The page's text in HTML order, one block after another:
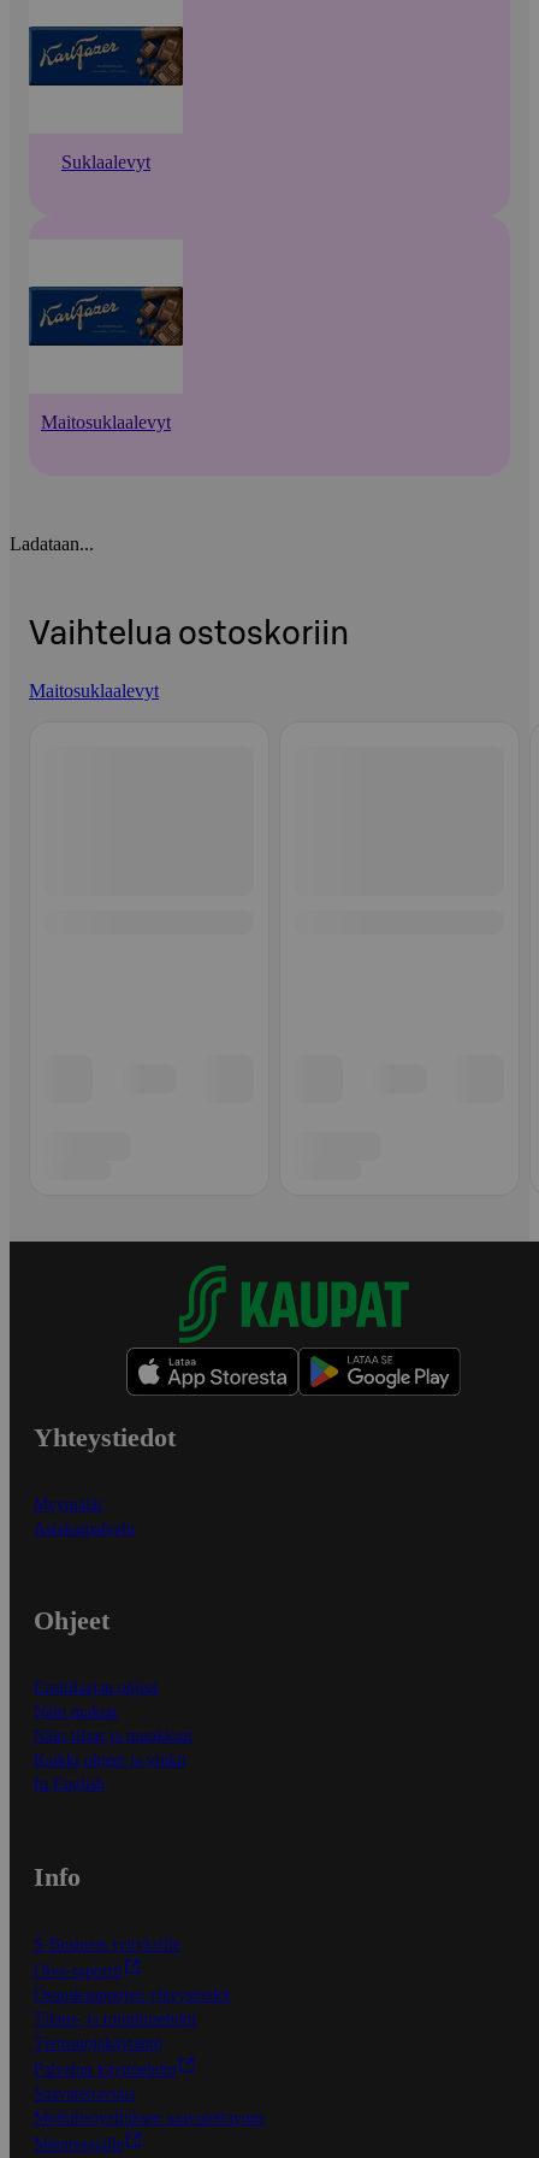
Suklaalevyt
Maitosuklaalevyt
Ladataan...
Vaihtelua ostoskoriin
Maitosuklaalevyt
Yhteystiedot
Myymälät
Asiakaspalvelu
Ohjeet
Ensitilaajan ohjeet
Näin maksat
Näin tilaat ja muokkaat
Kaikki ohjeet ja vinkit
In English
Info
S-Business yrityksille
Oiva-raportit
Osuuskauppojen yhteystiedot
Tilaus- ja toimitusehdot
Tietosuojakäytäntö
Palvelun käyttöehdot
Saavutettavuus
Mobiilisovelluksen saavutettavuus
Mainostajalle